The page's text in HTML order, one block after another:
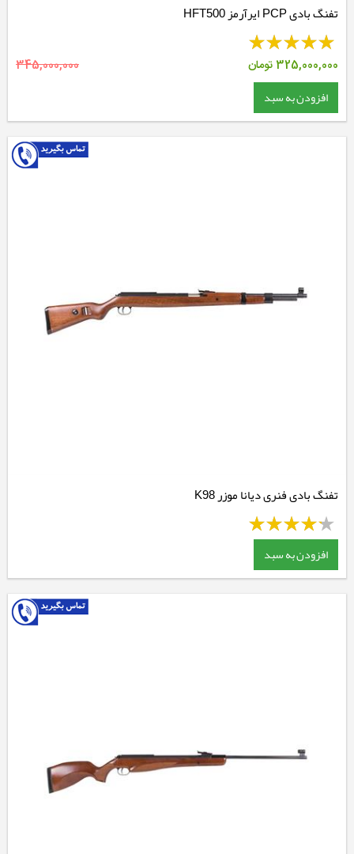
تفنگ بادی PCP ایرآرمز HFT500
325,000,000تومان 345,000,000
افزودن به سبد
تفنگ بادی فنری دیانا موزر K98
افزودن به سبد